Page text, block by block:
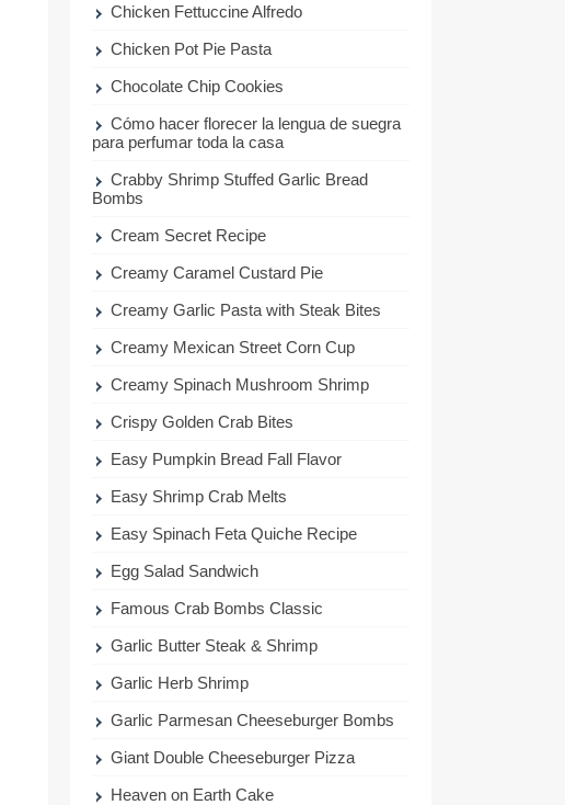
Chicken Fettuccine Alfredo
Chicken Pot Pie Pasta
Chocolate Chip Cookies
Cómo hacer florecer la lengua de suegra
para perfumar toda la casa
Crabby Shrimp Stuffed Garlic Bread
Bombs
Cream Secret Recipe
Creamy Caramel Custard Pie
Creamy Garlic Pasta with Steak Bites
Creamy Mexican Street Corn Cup
Creamy Spinach Mushroom Shrimp
Crispy Golden Crab Bites
Easy Pumpkin Bread Fall Flavor
Easy Shrimp Crab Melts
Easy Spinach Feta Quiche Recipe
Egg Salad Sandwich
Famous Crab Bombs Classic
Garlic Butter Steak & Shrimp
Garlic Herb Shrimp
Garlic Parmesan Cheeseburger Bombs
Giant Double Cheeseburger Pizza
Heaven on Earth Cake